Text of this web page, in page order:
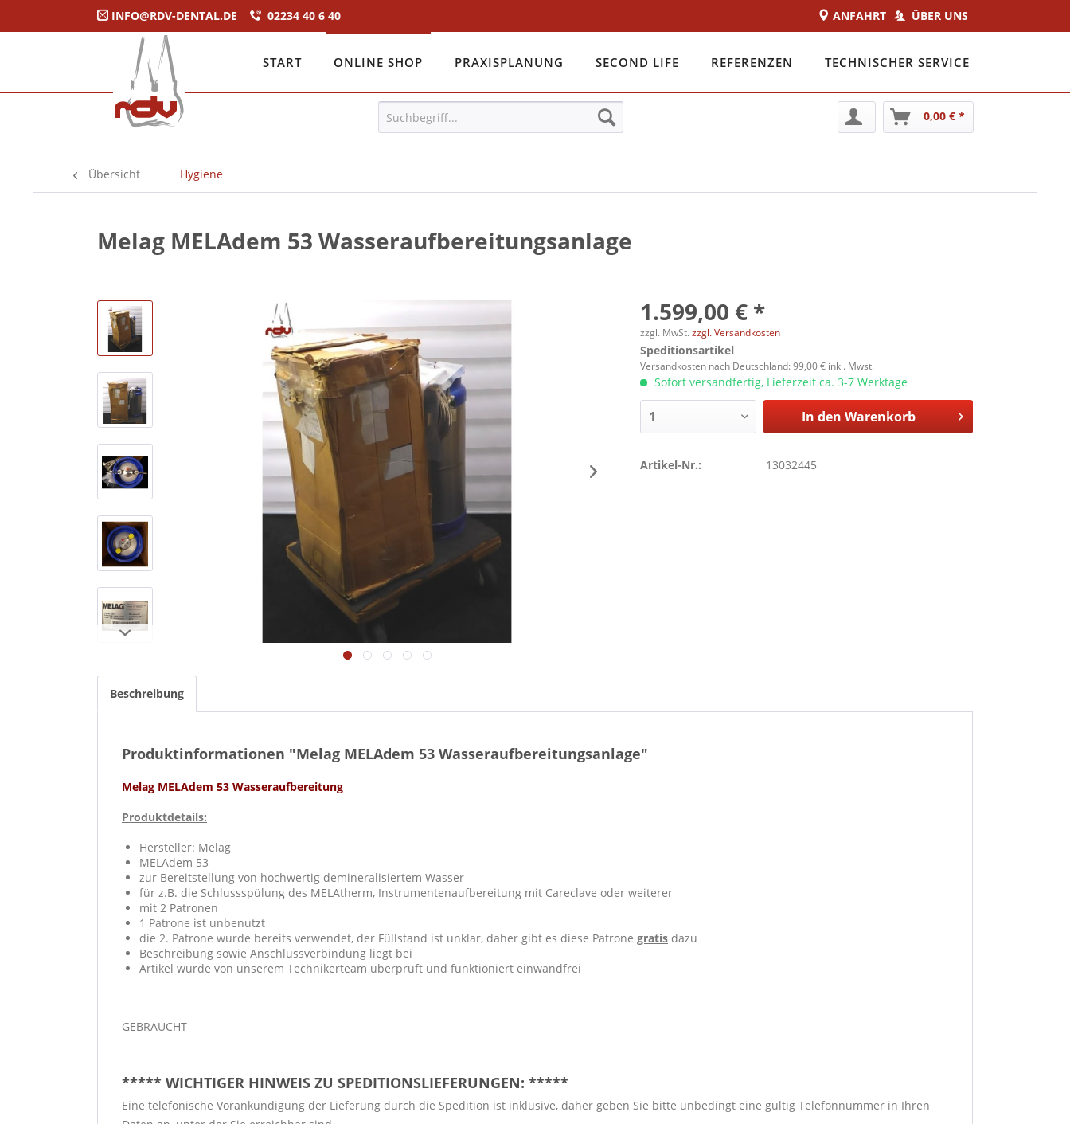
INFO@RDV-DENTAL.DE 02234 40 6 40 ÜBER UNS
ANFAHRT
START ONLINE SHOP PRAXISPLANUNG SECOND LIFE REFERENZEN TECHNISCHER SERVICE
0,00 € *
Übersicht Hygiene
Melag MELAdem 53 Wasseraufbereitungsanlage
1.599,00 € *
zzgl. MwSt. zzgl. Versandkosten
Speditionsartikel
Versandkosten nach Deutschland: 99,00 € inkl. Mwst.
Sofort versandfertig, Lieferzeit ca. 3-7 Werktage
In den Warenkorb
Artikel-Nr.: 13032445
Beschreibung
Produktinformationen "Melag MELAdem 53 Wasseraufbereitungsanlage"
Melag MELAdem 53 Wasseraufbereitung
Produktdetails:
Hersteller: Melag
MELAdem 53
zur Bereitstellung von hochwertig demineralisiertem Wasser
für z.B. die Schlussspülung des MELAtherm, Instrumentenaufbereitung mit Careclave oder weiterer
mit 2 Patronen
1 Patrone ist unbenutzt
die 2. Patrone wurde bereits verwendet, der Füllstand ist unklar, daher gibt es diese Patrone gratis dazu
Beschreibung sowie Anschlussverbindung liegt bei
Artikel wurde von unserem Technikerteam überprüft und funktioniert einwandfrei
GEBRAUCHT
***** WICHTIGER HINWEIS ZU SPEDITIONSLIEFERUNGEN: *****
Eine telefonische Vorankündigung der Lieferung durch die Spedition ist inklusive, daher geben Sie bitte unbedingt eine gültig Telefonnummer in Ihren